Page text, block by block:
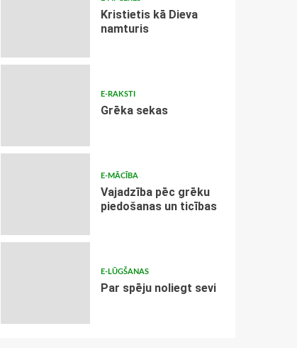
Kristietis kā Dieva
namturis
E-RAKSTI
Grēka sekas
E-MĀCĪBA
Vajadzība pēc grēku
piedošanas un ticības
E-LŪGŠANAS
Par spēju noliegt sevi